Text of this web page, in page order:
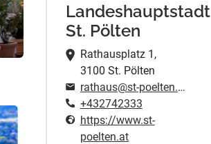
Landeshauptstadt
St. Pölten
Rathausplatz 1,
3100 St. Pölten
rathaus@st-poelten.gv.at
+432742333
https://www.st-
poelten.at